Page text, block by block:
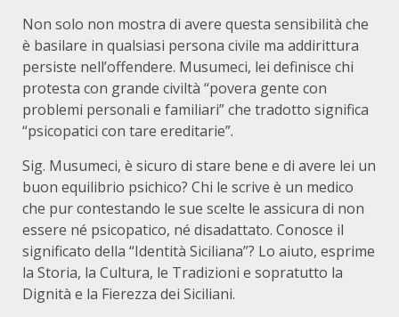
Non solo non mostra di avere questa sensibilità che
è basilare in qualsiasi persona civile ma addirittura
persiste nell’offendere. Musumeci, lei definisce chi
protesta con grande civiltà “povera gente con
problemi personali e familiari” che tradotto significa
“psicopatici con tare ereditarie”.
Sig. Musumeci, è sicuro di stare bene e di avere lei un
buon equilibrio psichico? Chi le scrive è un medico
che pur contestando le sue scelte le assicura di non
essere né psicopatico, né disadattato. Conosce il
significato della “Identità Siciliana”? Lo aiuto, esprime
la Storia, la Cultura, le Tradizioni e sopratutto la
Dignità e la Fierezza dei Siciliani.